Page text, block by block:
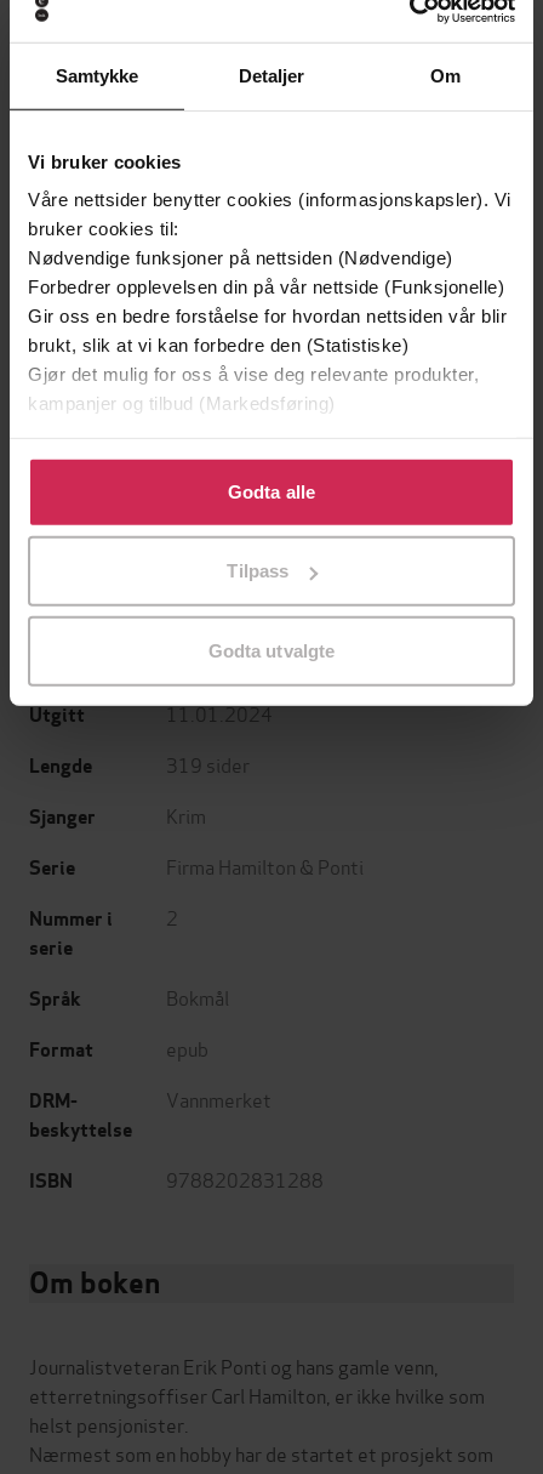
Samtykke Detaljer Om
Vi bruker cookies
Våre nettsider benytter cookies (informasjonskapsler). Vi
bruker cookies til:
Nødvendige funksjoner på nettsiden (Nødvendige)
Forbedrer opplevelsen din på vår nettside (Funksjonelle)
Gir oss en bedre forståelse for hvordan nettsiden vår blir
brukt, slik at vi kan forbedre den (Statistiske)
Gjør det mulig for oss å vise deg relevante produkter,
kampanjer og tilbud (Markedsføring)
Klikk på «Godta alle» for å gi oss ditt samtykke til å
bruke cookies for alle disse formålene. Du kan også
tilpasse ditt samtykke til spesifikke formål ved å klikke
Godta alle
Tilpass
Godta utvalgte
199,-
Minnesota
Første gang på tilbud
349,-
Jan Guillou(forfatter),
(oversetter)
Cappelen Damm
Utgitt 11.01.2024
Lengde 319 sider
Sjanger Krim
Serie Firma Hamilton & Ponti
Nummer i
serie
2
Språk Bokmål
Format epub
DRM-
beskyttelse
Vannmerket
ISBN 9788202831288
Om boken
Journalistveteran Erik Ponti og hans gamle venn,
etterretningsoffiser Carl Hamilton, er ikke hvilke som
helst pensjonister.
Nærmest som en hobby har de startet et prosjekt som